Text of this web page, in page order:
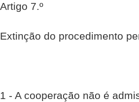
Artigo 7.º
Extinção do procedimento
1 - A cooperação não é